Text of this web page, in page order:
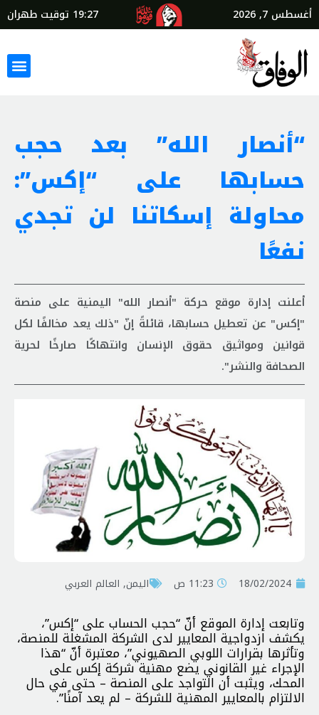
أغسطس 7, 2026 19:27 توقيت طهران
“أنصار الله” بعد حجب
حسابها على “إكس”:
محاولة إسكاتنا لن تجدي
نفعًا
أعلنت إدارة موقع حركة "أنصار الله" اليمنية على منصة
"إكس" عن تعطيل حسابها، قائلةً إنّ "ذلك يعد مخالفًا لكل
قوانين ومواثيق حقوق الإنسان وانتهاكًا صارخًا لحرية
الصحافة والنشر".
18/02/2024 11:23 ص اليمن, العالم العربي
وتابعت إدارة الموقع أنّ “حجب الحساب على “إكس”،
يكشف ازدواجية المعايير لدى الشركة المشغلة للمنصة،
وتأثرها بقرارات اللوبي الصهيوني”، معتبرة أنّ “هذا
الإجراء غير القانوني يضع مهنية شركة إكس على
المحك، ويثبت أن التواجد على المنصة – حتى في حال
الالتزام بالمعايير المهنية للشركة – لم يعد آمنًا”.